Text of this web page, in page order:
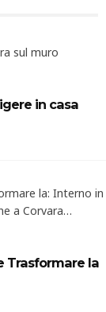
in casa
Trasformare la